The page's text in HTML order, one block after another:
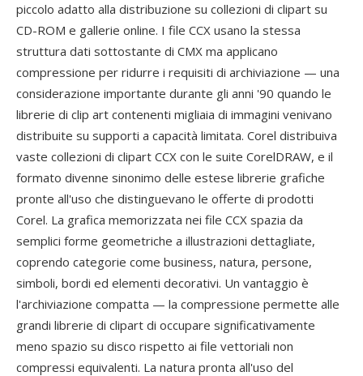
piccolo adatto alla distribuzione su collezioni di clipart su
CD-ROM e gallerie online. I file CCX usano la stessa
struttura dati sottostante di CMX ma applicano
compressione per ridurre i requisiti di archiviazione — una
considerazione importante durante gli anni '90 quando le
librerie di clip art contenenti migliaia di immagini venivano
distribuite su supporti a capacità limitata. Corel distribuiva
vaste collezioni di clipart CCX con le suite CorelDRAW, e il
formato divenne sinonimo delle estese librerie grafiche
pronte all'uso che distinguevano le offerte di prodotti
Corel. La grafica memorizzata nei file CCX spazia da
semplici forme geometriche a illustrazioni dettagliate,
coprendo categorie come business, natura, persone,
simboli, bordi ed elementi decorativi. Un vantaggio è
l'archiviazione compatta — la compressione permette alle
grandi librerie di clipart di occupare significativamente
meno spazio su disco rispetto ai file vettoriali non
compressi equivalenti. La natura pronta all'uso del